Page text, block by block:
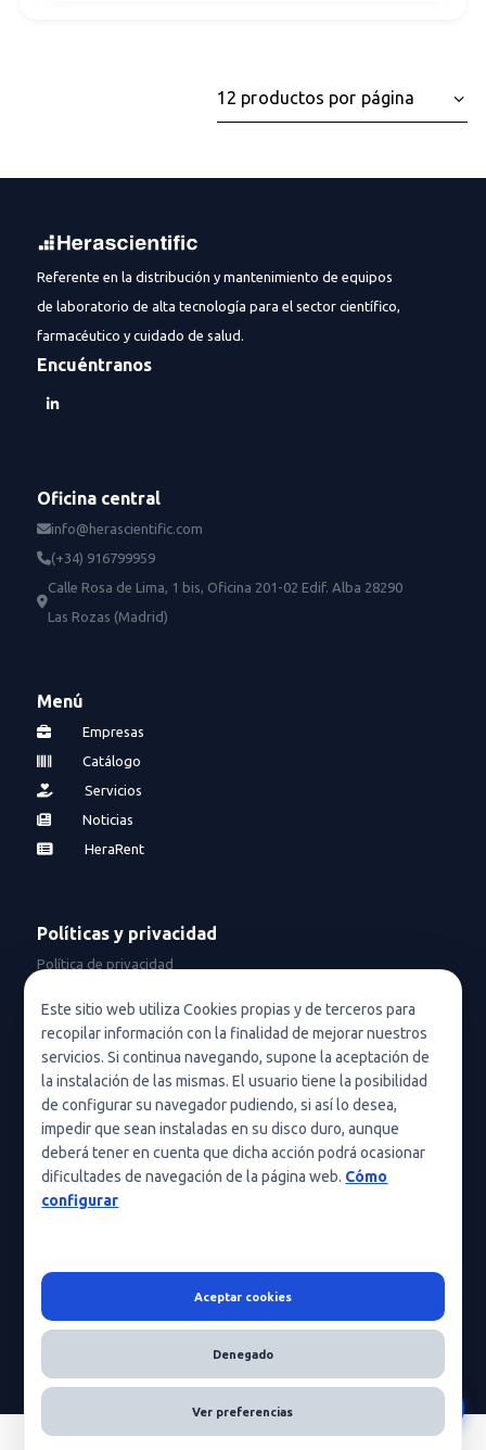
Este sitio web utiliza Cookies propias y de terceros para
recopilar información con la finalidad de mejorar nuestros
servicios. Si continua navegando, supone la aceptación de
la instalación de las mismas. El usuario tiene la posibilidad
de configurar su navegador pudiendo, si así lo desea,
impedir que sean instaladas en su disco duro, aunque
deberá tener en cuenta que dicha acción podrá ocasionar
dificultades de navegación de la página web. Cómo
configurar
Aceptar cookies
Denegado
Ver preferencias
Referente en la distribución y mantenimiento de equipos
de laboratorio de alta tecnología para el sector científico,
farmacéutico y cuidado de salud.
Encuéntranos
Oficina central
info@herascientific.com
(+34) 916799959
Calle Rosa de Lima, 1 bis, Oficina 201-02 Edif. Alba 28290
Las Rozas (Madrid)
Menú
Empresas
Catálogo
Servicios
Noticias
HeraRent
Políticas y privacidad
Política de privacidad
Política de privacidad en redes sociales
Condiciones de uso
Política de cookies (UE)
Política de cookies
Condiciones generales de contratación
Nota legal